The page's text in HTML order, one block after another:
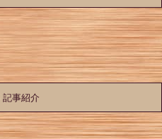
記事紹介